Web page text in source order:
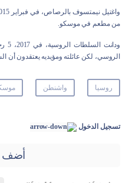
من مطعم في موسكو.
الروسي، لكن عائلته ومؤيديه يعتقدون أن
روسيا واشنطن
تسجيل الدخول
أضف